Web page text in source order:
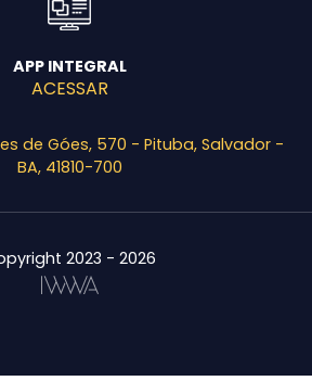
APP INTEGRAL
ACESSAR
de Góes, 570 - Pituba, Salvador -
BA, 41810-700
2023 - 2026